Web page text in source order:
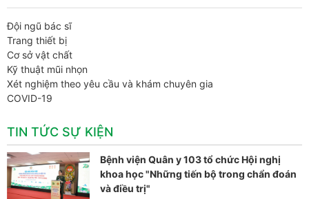
Đội ngũ bác sĩ
Trang thiết bị
Cơ sở vật chất
Kỹ thuật mũi nhọn
Xét nghiệm theo yêu cầu và khám chuyên gia
COVID-19
TIN TỨC SỰ KIỆN
Bệnh viện Quân y 103 tổ chức Hội nghị
khoa học "Những tiến bộ trong chẩn đoán
và điều trị"